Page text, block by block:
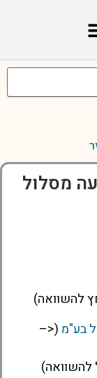
מסלול
להשוואה)
בע"מ (<–